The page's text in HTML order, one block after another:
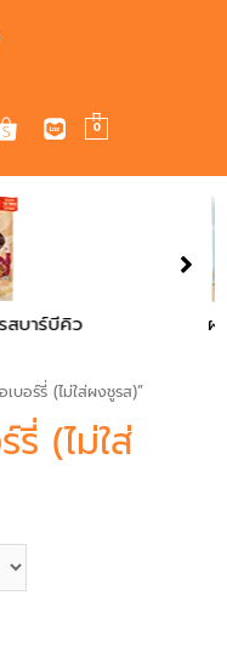
0
ผงปรุงรสไก่
บอร์รี่ (ไม่ใส่ผงชูรส)”
(ไม่ใส่